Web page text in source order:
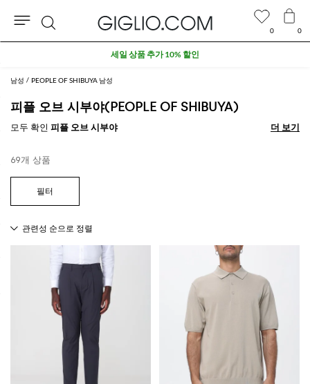
남성 PEOPLE OF SHIBUYA 남성
피플 오브 시부야(PEOPLE OF SHIBUYA)
모두 확인 피플 오브 시부야 더 보기
더 보기
69개 상품
0 0
검
세일 상품 추가 10% 할인